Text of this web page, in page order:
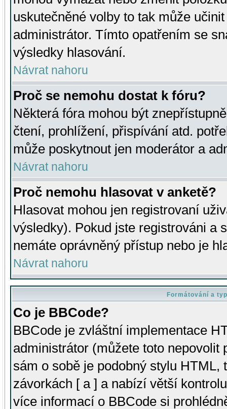
uskutečněné volby to tak může
administrátor. Tímto opatřením se
výsledky hlasování.
Návrat nahoru
Proč se nemohu dostat k fóru?
Některá fóra mohou být
čtení, prohlížení, přispívání atd.
může poskytnout jen moderátor a
Návrat nahoru
Proč nemohu hlasovat v anketě?
Hlasovat mohou jen registrovaní
výsledky). Pokud jste registrováni a
nemáte oprávněný přístup nebo je
Návrat nahoru
Formátování a
Co je BBCode?
BBCode je zvláštní implementace
administrátor (můžete toto
sám o sobě je podobný stylu HTML,
závorkách [ a ] a nabízí větší
více informací o BBCode si